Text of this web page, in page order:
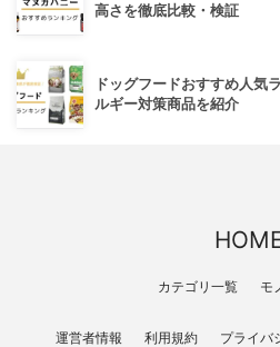
高さを徹底比較・検証
ドッグフードおすすめ人気
ルギー対策商品を紹介
カテゴリ一覧 モ
運営者情報 利用規約 プライバ